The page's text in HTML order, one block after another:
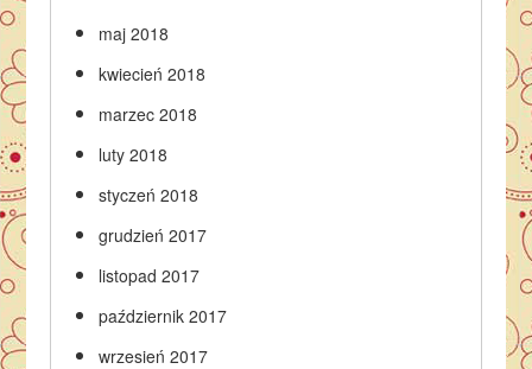
maj 2018
kwiecień 2018
marzec 2018
luty 2018
styczeń 2018
grudzień 2017
listopad 2017
październik 2017
wrzesień 2017